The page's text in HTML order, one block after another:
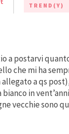
TREND(Y)
a postarvi
che mi ha
a qs post),
in
vecchie sono